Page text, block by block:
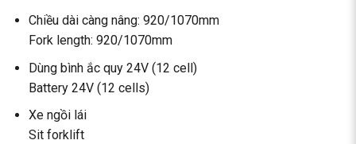
Chiều dài càng nâng: 920/1070mm
Fork length: 920/1070mm
Dùng bình ắc quy 24V (12 cell)
Battery 24V (12 cells)
Xe ngồi lái
Sit forklift